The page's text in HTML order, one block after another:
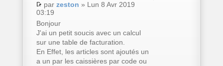
par zeston » Lun 8 Avr 2019
03:19
Bonjour
J'ai un petit soucis avec un calcul
sur une table de facturation.
En Effet, les articles sont ajoutés un
a un par les caissières par code ou